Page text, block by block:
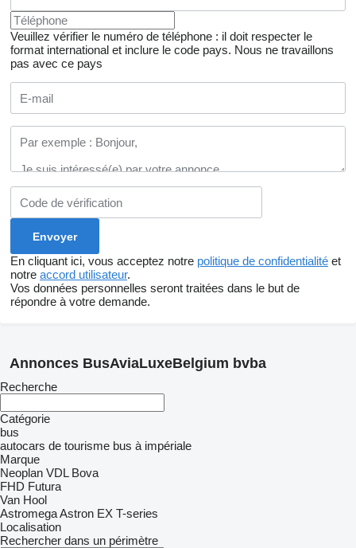
Veuillez vérifier le numéro de téléphone : il doit respecter le
format international et inclure le code pays. Nous ne travaillons
pas avec ce pays
En cliquant ici, vous acceptez notre politique de confidentialité et
notre accord utilisateur.
Vos données personnelles seront traitées dans le but de
répondre à votre demande.
Annonces BusAviaLuxeBelgium bvba
Recherche
Catégorie
bus
autocars de tourisme bus à impériale
Marque
Neoplan VDL Bova
FHD Futura
Van Hool
AstromegaAstron EX T-series
Localisation
Rechercher dans un périmètre